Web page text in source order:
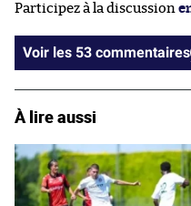
Participez à la discussion
Voir les 53 commentaires
À lire aussi